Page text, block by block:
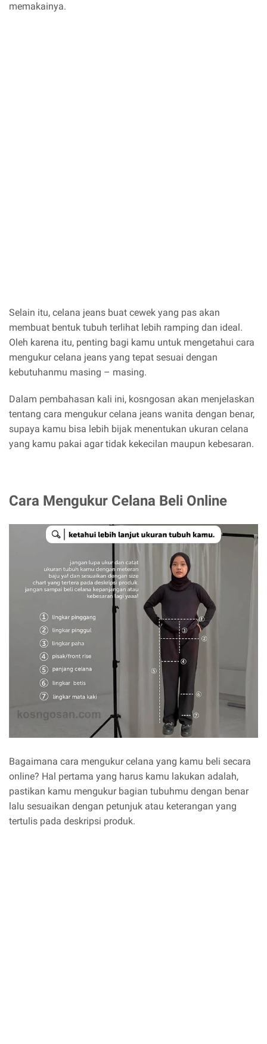
memakainya.
Selain itu, celana jeans buat cewek yang pas akan
membuat bentuk tubuh terlihat lebih ramping dan ideal.
Oleh karena itu, penting bagi kamu untuk mengetahui cara
mengukur celana jeans yang tepat sesuai dengan
kebutuhanmu masing – masing.
Dalam pembahasan kali ini, kosngosan akan menjelaskan
tentang cara mengukur celana jeans wanita dengan benar,
supaya kamu bisa lebih bijak menentukan ukuran celana
yang kamu pakai agar tidak kekecilan maupun kebesaran.
Cara Mengukur Celana Beli Online
Bagaimana cara mengukur celana yang kamu beli secara
online? Hal pertama yang harus kamu lakukan adalah,
pastikan kamu mengukur bagian tubuhmu dengan benar
lalu sesuaikan dengan petunjuk atau keterangan yang
tertulis pada deskripsi produk.